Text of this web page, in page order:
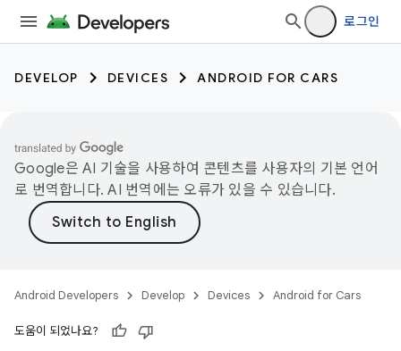
로그인
DEVELOP DEVICES ANDROID FOR CARS
Google은 AI 기술을 사용하여 콘텐츠를 사용자의 기본 언어
로 번역합니다. AI 번역에는 오류가 있을 수 있습니다.
Android Developers Develop Devices Android for Cars
도움이 되었나요?